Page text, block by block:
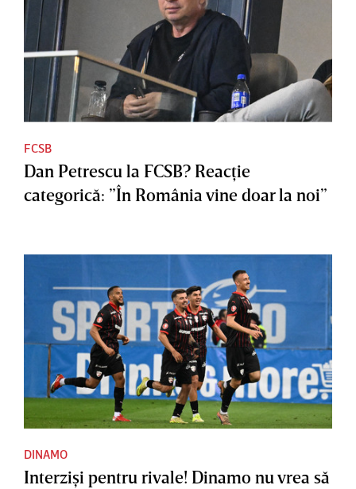
FCSB
Dan Petrescu la FCSB? Reacţie
categorică: ”În România vine doar la noi”
DINAMO
Interzişi pentru rivale! Dinamo nu vrea să